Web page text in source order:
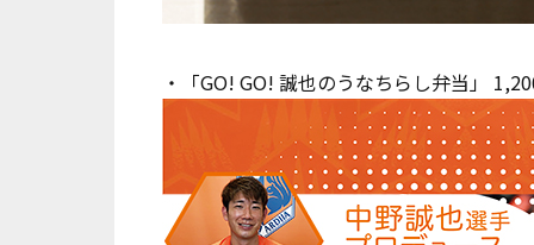
・「GO! GO! 誠也のうなちらし弁当」